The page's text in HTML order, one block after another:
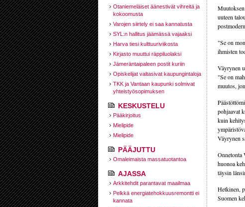
Otaniemeläiset äänestivät vihreitä ja
kokoomusta
Varojen siirtely ei saa kannatusta
SYL:n hallitus jäämässä vajaaksi
Harva tiesi kulttuuriviikosta
Kirjasto muuttui räppiluolaksi
Jämeräntaipaleen postit kuriin
Opiskelijat valtasivat kaupungintaloja
TKK ja Vantaan kaupunki solmivat
yhteistyösopimuksen
KESKUSTELU
Pääkirjoitus
Mielipide
Mielipide
PÄÄJUTTU
Omaleimaista massatuotantoa
AJASSA
Arkkitehdit parantavat maailmaa
Pelkkä energiatehokkuusremontti ei
kannata
uuteen
"Se on
ihmisten
Väyrynen
"Se on
muutos,
pohjaavat
kuin
Väyrynen
Onnetonta
huonoa
täysin
Hetkinen,
Suomen